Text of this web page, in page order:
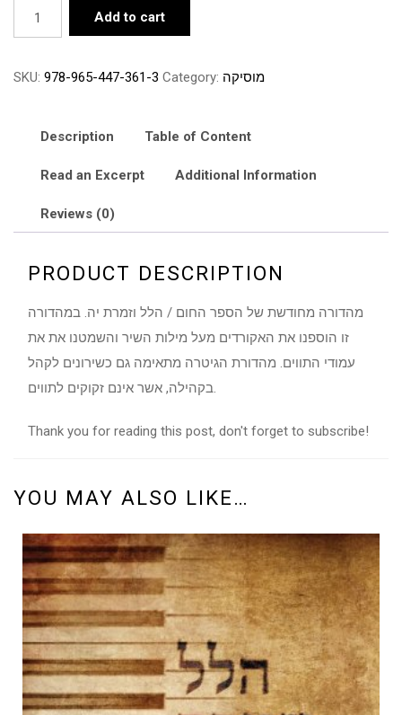
הלל
וזמרת
לגיטרה
Add to cart
SKU: 978-965-447-361-3 Category: מוסיקה
Description Table of Content
Read an Excerpt Additional Information
Reviews (0)
PRODUCT DESCRIPTION
מהדורה מחודשת של הספר החום / הלל וזמרת יה. במהדורה
זו הוספנו את האקורדים מעל מילות השיר והשמטנו את את
עמודי התווים. מהדורת הגיטרה מתאימה גם כשירונים לקהל
בקהילה, אשר אינם זקוקים לתווים.
Thank you for reading this post, don't forget to subscribe!
YOU MAY ALSO LIKE…